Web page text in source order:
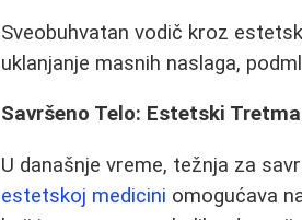
Sveobuhvatan vodič kroz
uklanjanje masnih naslaga,
Savršeno Telo: Estetski
U današnje vreme, težnja za
estetskoj medicini omogućava